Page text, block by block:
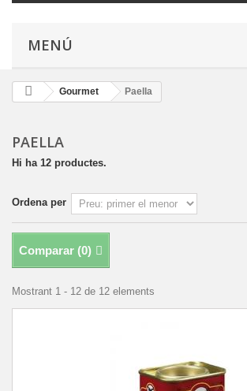
MENÚ
Gourmet Paella
PAELLA
Hi ha 12 productes.
Ordena per
Comparar (0)
Mostrant 1 - 12 de 12 elements